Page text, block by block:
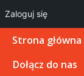
Strona główna
Dołącz do nas
Zaloguj się